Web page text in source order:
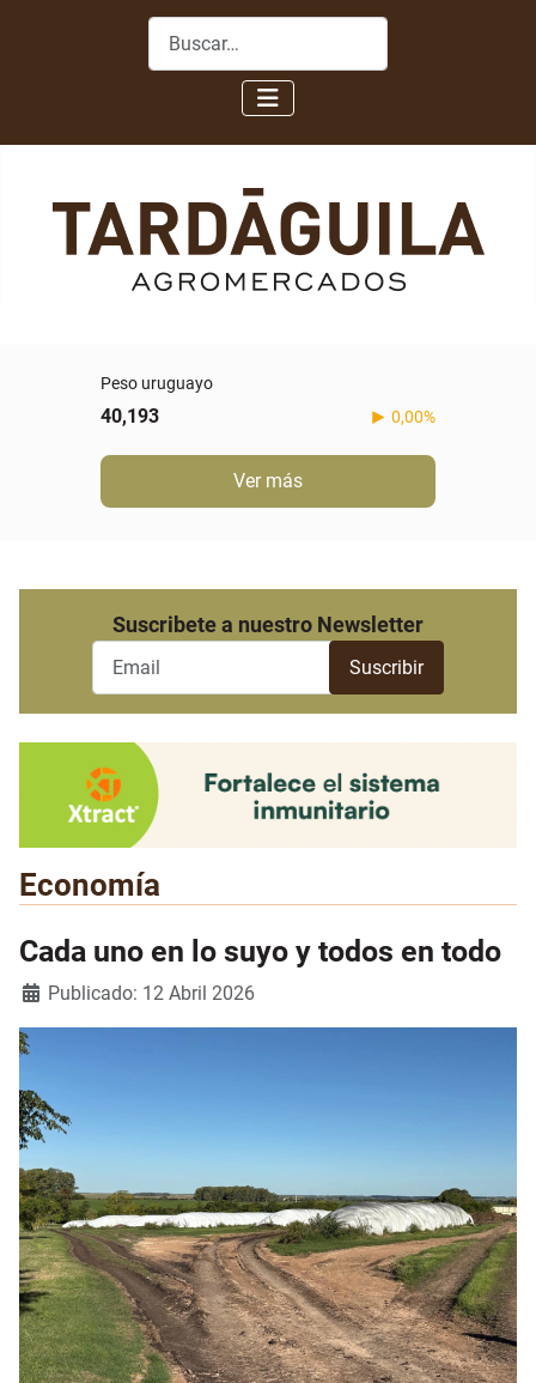
Buscar
Peso uruguayo
40,193 0,00%
Ver más
Suscribete a nuestro Newsletter
Economía
Cada uno en lo suyo y todos en todo
Detalles
Publicado: 12 Abril 2026